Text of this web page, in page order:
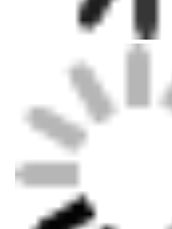
모든 케이스
네온사인 스트립 라이트